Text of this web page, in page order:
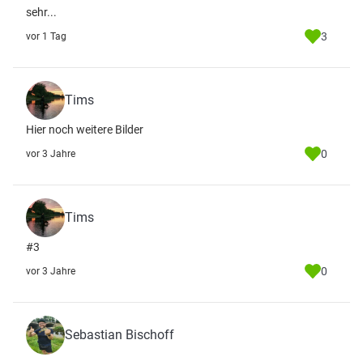
sehr...
vor 1 Tag 3
Tims
Hier noch weitere Bilder
vor 3 Jahre 0
Tims
#3
vor 3 Jahre 0
Sebastian Bischoff